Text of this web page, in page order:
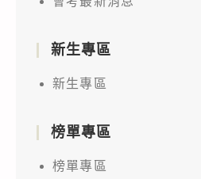
新生專區
新生專區
榜單專區
榜單專區